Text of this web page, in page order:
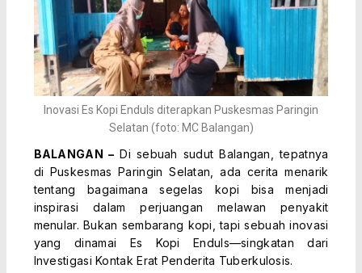
Inovasi Es Kopi Enduls diterapkan Puskesmas Paringin
Selatan (foto: MC Balangan)
BALANGAN – Di sebuah sudut Balangan, tepatnya
di Puskesmas Paringin Selatan, ada cerita menarik
tentang bagaimana segelas kopi bisa menjadi
inspirasi dalam perjuangan melawan penyakit
menular. Bukan sembarang kopi, tapi sebuah inovasi
yang dinamai Es Kopi Enduls—singkatan dari
Investigasi Kontak Erat Penderita Tuberkulosis.